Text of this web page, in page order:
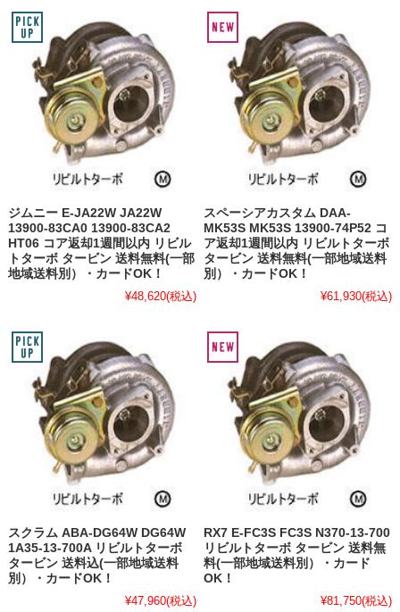
ジムニー E-JA22W JA22W
13900-83CA0 13900-83CA2
HT06 コア返却1週間以内 リビル
トターボ タービン 送料無料(一部
地域送料別）・カードOK！
¥48,620(税込)
スペーシアカスタム DAA-
MK53S MK53S 13900-74P52 コ
ア返却1週間以内 リビルトターボ
タービン 送料無料(一部地域送料
別）・カードOK！
¥61,930(税込)
スクラム ABA-DG64W DG64W
1A35-13-700A リビルトターボ
タービン 送料込(一部地域送料
別）・カードOK！
¥47,960(税込)
RX7 E-FC3S FC3S N370-13-700
リビルトターボ タービン 送料無
料(一部地域送料別）・カード
OK！
¥81,750(税込)